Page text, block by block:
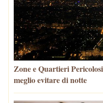
Zone e Quartieri
meglio evitare di notte